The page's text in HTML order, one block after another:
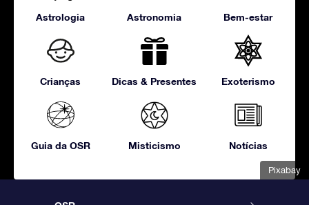
Pixabay
Astrologia Astronomia Bem-estar
Crianças Dicas & Presentes Exoterismo
Guia da OSR Misticismo Notícias